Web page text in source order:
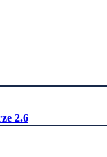
2.6